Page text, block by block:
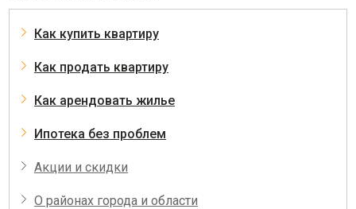
Как купить квартиру
Как продать квартиру
Как арендовать жилье
Ипотека без проблем
Акции и скидки
О районах города и области